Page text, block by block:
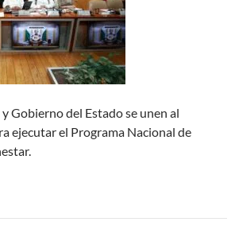
Gobierno del Estado se unen al
ejecutar el Programa Nacional de